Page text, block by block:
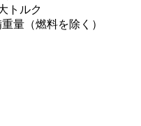
トルク
量（燃料を除く）